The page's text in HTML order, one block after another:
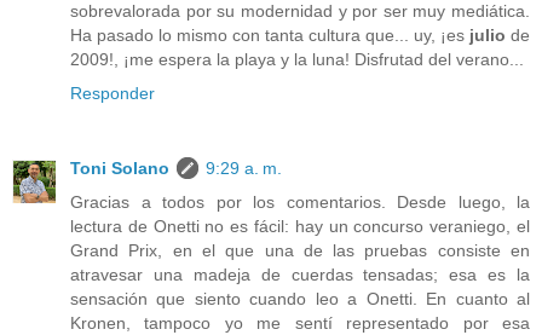
sobrevalorada por su modernidad y por ser muy mediática.
Ha pasado lo mismo con tanta cultura que... uy, ¡es julio de
2009!, ¡me espera la playa y la luna! Disfrutad del verano...
Responder
Toni Solano
9:29 a. m.
Gracias a todos por los comentarios. Desde luego, la
lectura de Onetti no es fácil: hay un concurso veraniego, el
Grand Prix, en el que una de las pruebas consiste en
atravesar una madeja de cuerdas tensadas; esa es la
sensación que siento cuando leo a Onetti. En cuanto al
Kronen, tampoco yo me sentí representado por esa